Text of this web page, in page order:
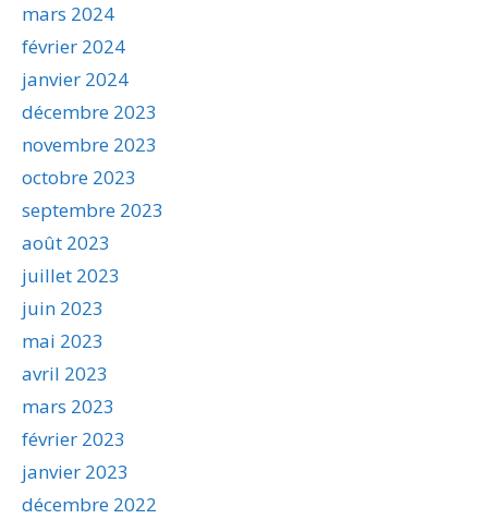
mars 2024
février 2024
janvier 2024
décembre 2023
novembre 2023
octobre 2023
septembre 2023
août 2023
juillet 2023
juin 2023
mai 2023
avril 2023
mars 2023
février 2023
janvier 2023
décembre 2022